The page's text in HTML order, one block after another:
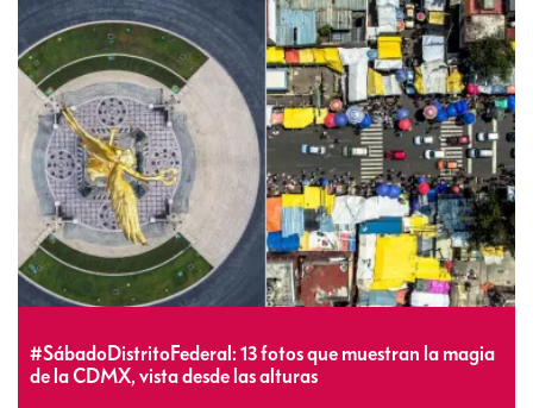
#SábadoDistritoFederal: 13 fotos que muestran la magia
de la CDMX, vista desde las alturas